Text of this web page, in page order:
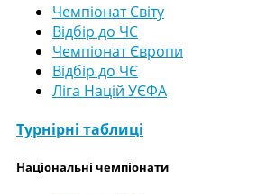
Чемпіонат Світу
Відбір до ЧС
Чемпіонат Європи
Відбір до ЧЄ
Ліга Націй УЄФА
Турнірні таблиці
Національні чемпіонати